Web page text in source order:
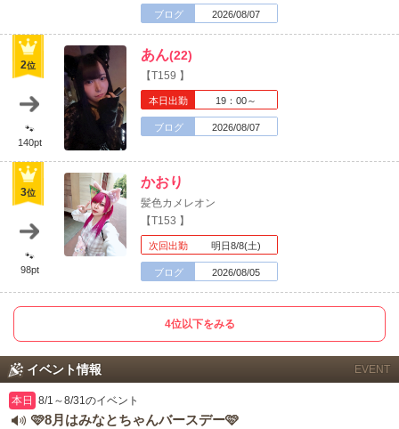
こんばんは🌆
7月もたくさんあり
がとうございまし
た😊
8月もよろしくお願
ブログ 2026/08/07
2位
🐾
140pt
あん(22)
【T159 】
本日出勤 19：00～
ブログ 2026/08/07
3位
🐾
98pt
かおり
髪色カメレオン
【T153 】
次回出勤 明日8/8(土)
ブログ 2026/08/05
4位以下をみる
イベント情報 EVENT
本日 8/1～8/31のイベント
🩷8月はみなとちゃんバースデー🩷
このお店をシェアする
お店のURLをコピー
女の子ログイン
店舗ログイン
新規会員登録
関東 静岡
東海 関西
中四国
沖縄 全国TOP